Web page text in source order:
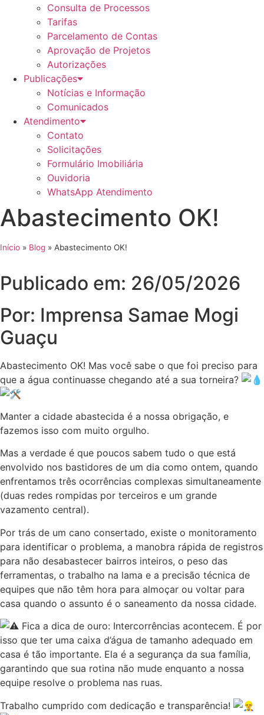
Consulta de Processos
Tarifas
Parcelamento de Contas
Aprovação de Projetos
Autorizações
Publicações
Notícias e Informação
Comunicados
Atendimento
Contato
Solicitações
Formulário Imobiliária
Ouvidoria
WhatsApp Atendimento
Abastecimento OK!
Início » Blog » Abastecimento OK!
Publicado em: 26/05/2026
Por: Imprensa Samae Mogi
Guaçu
Abastecimento OK! Mas você sabe o que foi preciso para
que a água continuasse chegando até a sua torneira?
​Manter a cidade abastecida é a nossa obrigação, e
fazemos isso com muito orgulho.
Mas a verdade é que poucos sabem tudo o que está
envolvido nos bastidores de um dia como ontem, quando
enfrentamos três ocorrências complexas simultaneamente
(duas redes rompidas por terceiros e um grande
vazamento central).
​Por trás de um cano consertado, existe o monitoramento
para identificar o problema, a manobra rápida de registros
para não desabastecer bairros inteiros, o peso das
ferramentas, o trabalho na lama e a precisão técnica de
equipes que não têm hora para almoçar ou voltar para
casa quando o assunto é o saneamento da nossa cidade.
Fica a dica de ouro: Intercorrências acontecem. É por
isso que ter uma caixa d’água de tamanho adequado em
casa é tão importante. Ela é a segurança da sua família,
garantindo que sua rotina não mude enquanto a nossa
equipe resolve o problema nas ruas.
​Trabalho cumprido com dedicação e transparência!